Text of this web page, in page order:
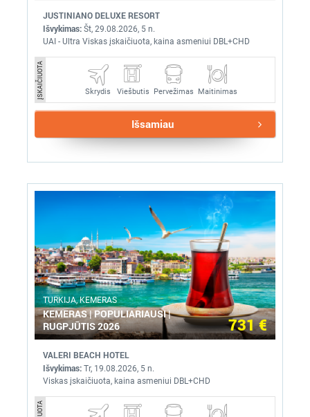
JUSTINIANO DELUXE RESORT
Išvykimas: Št, 29.08.2026, 5 n.
UAI - Ultra Viskas įskaičiuota, kaina asmeniui DBL+CHD
ĮSKAIČIUOTA Skrydis Viešbutis Pervežimas Maitinimas
Išsamiau
TURKIJA, KEMERAS
KEMERAS | POPULIARIAUSI |
RUGPJŪTIS 2026
731 €
VALERI BEACH HOTEL
Išvykimas: Tr, 19.08.2026, 5 n.
Viskas įskaičiuota, kaina asmeniui DBL+CHD